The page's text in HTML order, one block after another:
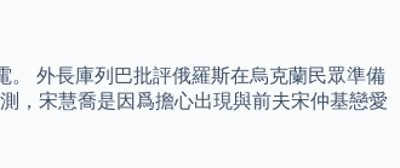
外長庫列巴批評俄羅斯在烏克蘭民眾準備
，宋慧喬是因爲擔心出現與前夫宋仲基戀愛